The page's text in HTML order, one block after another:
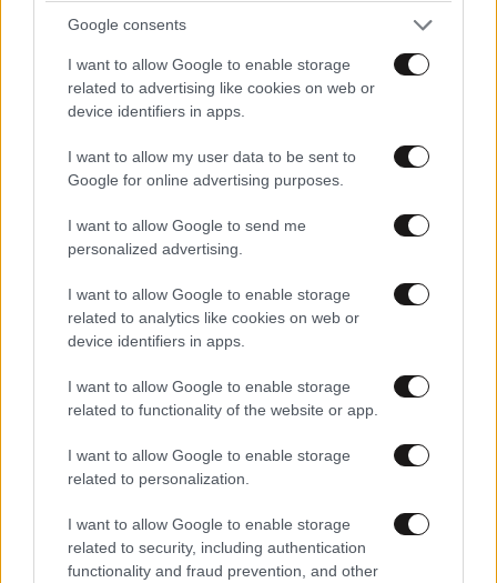
Google consents
I want to allow Google to enable storage
related to advertising like cookies on web or
device identifiers in apps.
I want to allow my user data to be sent to
Google for online advertising purposes.
I want to allow Google to send me
personalized advertising.
I want to allow Google to enable storage
related to analytics like cookies on web or
device identifiers in apps.
I want to allow Google to enable storage
related to functionality of the website or app.
I want to allow Google to enable storage
related to personalization.
I want to allow Google to enable storage
related to security, including authentication
functionality and fraud prevention, and other
ΚΟΣΜΟΣ 09·08·2026 00:09
Η δολοφονία της εγκύου Σάρον Τέιτ – Τι
απέγιναν τα μέλη της «Οικογένειας Μάνσον»;